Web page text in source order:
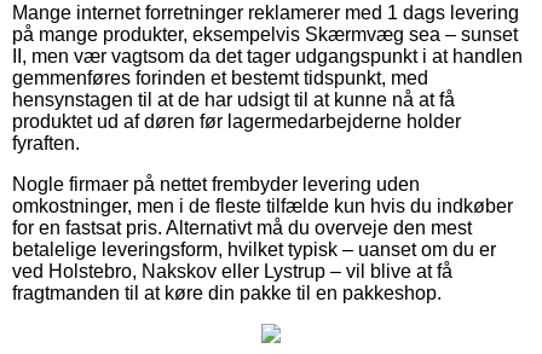
Mange internet forretninger reklamerer med 1 dags levering
på mange produkter, eksempelvis Skærmvæg sea – sunset
II, men vær vagtsom da det tager udgangspunkt i at handlen
gemmenføres forinden et bestemt tidspunkt, med
hensynstagen til at de har udsigt til at kunne nå at få
produktet ud af døren før lagermedarbejderne holder
fyraften.
Nogle firmaer på nettet frembyder levering uden
omkostninger, men i de fleste tilfælde kun hvis du indkøber
for en fastsat pris. Alternativt må du overveje den mest
betalelige leveringsform, hvilket typisk – uanset om du er
ved Holstebro, Nakskov eller Lystrup – vil blive at få
fragtmanden til at køre din pakke til en pakkeshop.